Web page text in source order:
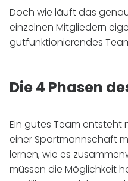
Doch wie läuft das
einzelnen Mitgliedern
gutfunktionierendes
Die 4 Phasen
Ein gutes Team entsteht
einer Sportmannschaft
lernen, wie es
müssen die Möglichkeit